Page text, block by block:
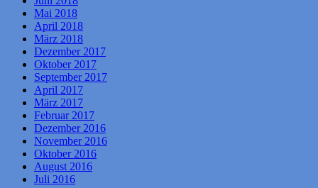
Mai 2018
April 2018
März 2018
Dezember 2017
Oktober 2017
September 2017
April 2017
März 2017
Februar 2017
Dezember 2016
November 2016
Oktober 2016
August 2016
Juli 2016